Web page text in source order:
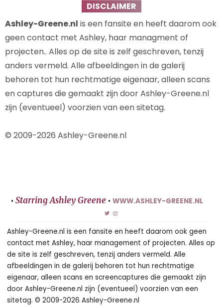
DISCLAIMER
Ashley-Greene.nl is een fansite en heeft daarom ook
geen contact met Ashley, haar managment of
projecten.. Alles op de site is zelf geschreven, tenzij
anders vermeld. Alle afbeeldingen in de galerij
behoren tot hun rechtmatige eigenaar, alleen scans
en captures die gemaakt zijn door Ashley-Greene.nl
zijn (eventueel) voorzien van een sitetag.
© 2009-2026 Ashley-Greene.nl
• Starring Ashley Greene • WWW.ASHLEY-GREENE.NL
Ashley-Greene.nl is een fansite en heeft daarom ook geen
contact met Ashley, haar management of projecten. Alles op
de site is zelf geschreven, tenzij anders vermeld. Alle
afbeeldingen in de galerij behoren tot hun rechtmatige
eigenaar, alleen scans en screencaptures die gemaakt zijn
door Ashley-Greene.nl zijn (eventueel) voorzien van een
sitetag. © 2009-2026 Ashley-Greene.nl